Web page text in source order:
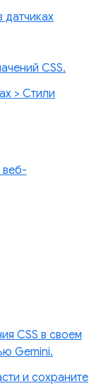
датчиках
CSS.
> Стили
веб-
CSS в своем
Gemini.
и сохраните